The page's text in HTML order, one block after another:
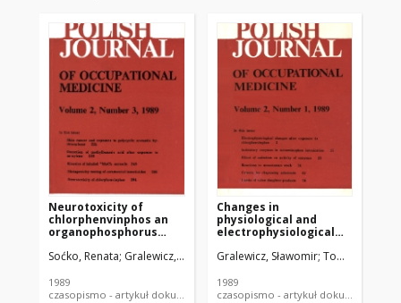
Neurotoxicity of
chlorphenvinphos an
organophosphorus
blood and brain
open field behavior and
response-to-change in
Soćko, Renata Gralewicz, Sławomir Górny, Roman
1989
czasopismo - artykuł dokument piśmienniczy
Changes in
physiological and
electrophysiological
after single exposure
Gralewicz, Sławomir Tomas,
1989
czasopismo - artykuł